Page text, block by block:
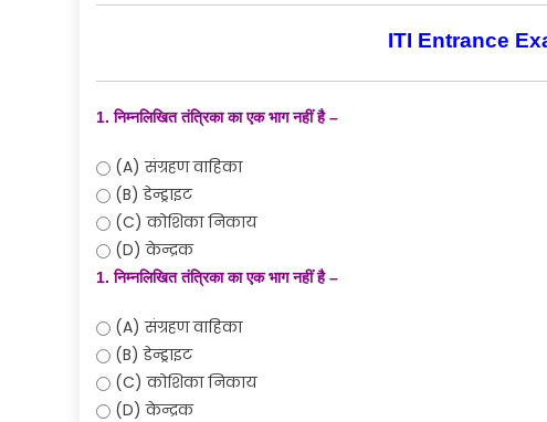
ITI Entrance
1. निम्नलिखित तंत्रिका का एक भाग नहीं है –
(A) संग्रहण वाहिका
(B) डेन्ड्राइट
(C) कोशिका निकाय
(D) केन्द्रक
1. निम्नलिखित तंत्रिका का एक भाग नहीं है –
(A) संग्रहण वाहिका
(B) डेन्ड्राइट
(C) कोशिका निकाय
(D) केन्द्रक